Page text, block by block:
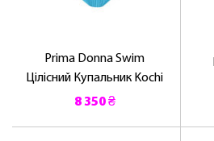
Prima Donna Swim
Цілісний Купальник Kochi
8 350 ₴